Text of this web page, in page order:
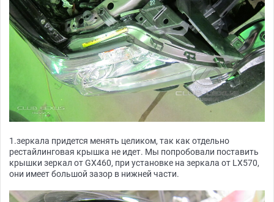
1.зеркала придется менять целиком, так как отдельно
рестайлинговая крышка не идет. Мы попробовали поставить
крышки зеркал от GX460, при установке на зеркала от LX570,
они имеет большой зазор в нижней части.